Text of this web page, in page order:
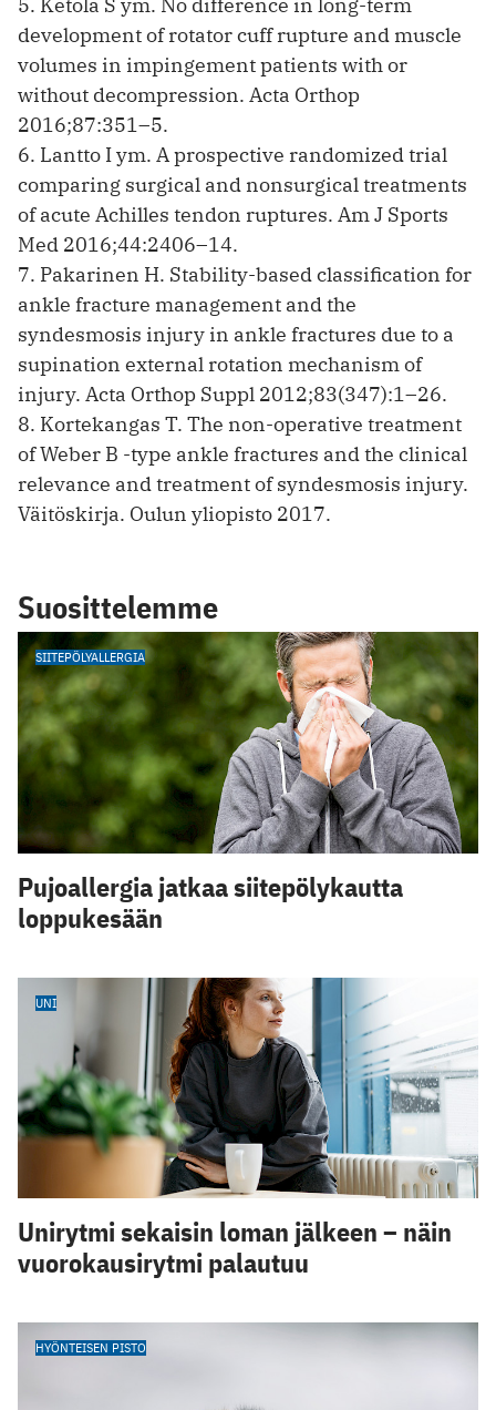
development of rotator cuff rupture and muscle
volumes in impingement patients with or
without decompression. Acta Orthop
2016;87:351–5.
6. Lantto I ym. A prospective randomized trial
comparing surgical and nonsurgical treatments
of acute Achilles tendon ruptures. Am J Sports
Med 2016;44:2406–14.
7. Pakarinen H. Stability-based classification for
ankle fracture management and the
syndesmosis injury in ankle fractures due to a
supination external rotation mechanism of
injury. Acta Orthop Suppl 2012;83(347):1–26.
8. Kortekangas T. The non-operative treatment
of Weber B -type ankle fractures and the clinical
relevance and treatment of syndesmosis injury.
Väitöskirja. Oulun yliopisto 2017.
Suosittelemme
SIITEPÖLYALLERGIA
Pujoallergia jatkaa siitepölykautta
loppukesään
UNI
Unirytmi sekaisin loman jälkeen – näin
vuorokausirytmi palautuu
HYÖNTEISEN PISTO